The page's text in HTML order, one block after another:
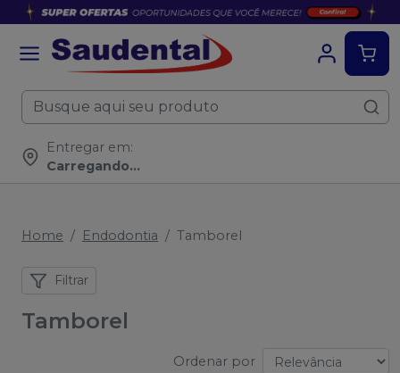
Entregar em:
Carregando...
Home Endodontia Tamborel
Filtrar
Tamborel
Ordenar por